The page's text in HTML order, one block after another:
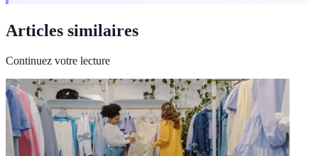
Articles similaires
Continuez votre lecture